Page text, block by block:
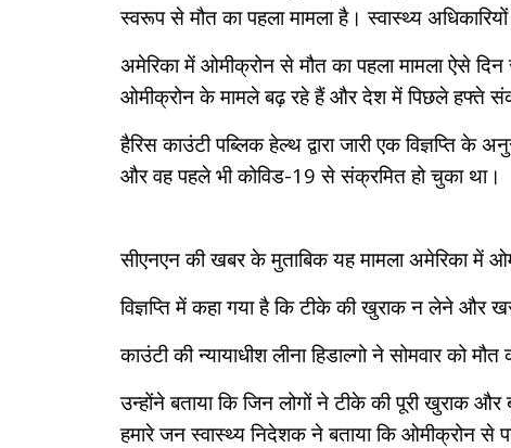
स्वरूप से मौत का पहला मामला है। स्वास्थ्य
अमेरिका में ओमीक्रोन से मौत का पहला मामला ऐसे
ओमीक्रोन के मामले बढ़ रहे हैं और देश में पिछले हफ्ते
हैरिस काउंटी पब्लिक हेल्थ द्वारा जारी एक
और वह पहले भी कोविड-19 से संक्रमित हो चुका था।
सीएनएन की खबर के मुताबिक यह मामला अमेरिका में
विज्ञप्ति में कहा गया है कि टीके की खुराक न लेने और
काउंटी की न्यायाधीश लीना हिडाल्गो ने सोमवार को
उन्होंने बताया कि जिन लोगों ने टीके की पूरी खुराक
हमारे जन स्वास्थ्य निदेशक ने बताया कि ओमीक्रोन से